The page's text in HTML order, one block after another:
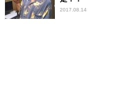
2017.08.14